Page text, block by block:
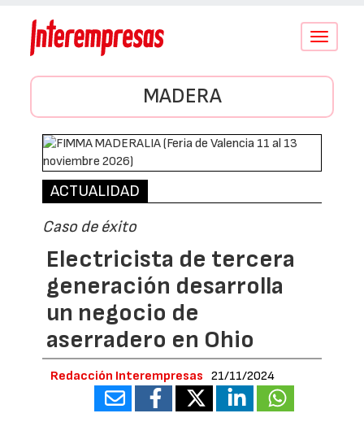
Conmutar
MADERA
ACTUALIDAD
Caso de éxito
Electricista de tercera
generación desarrolla
un negocio de
aserradero en Ohio
Redacción Interempresas 21/11/2024